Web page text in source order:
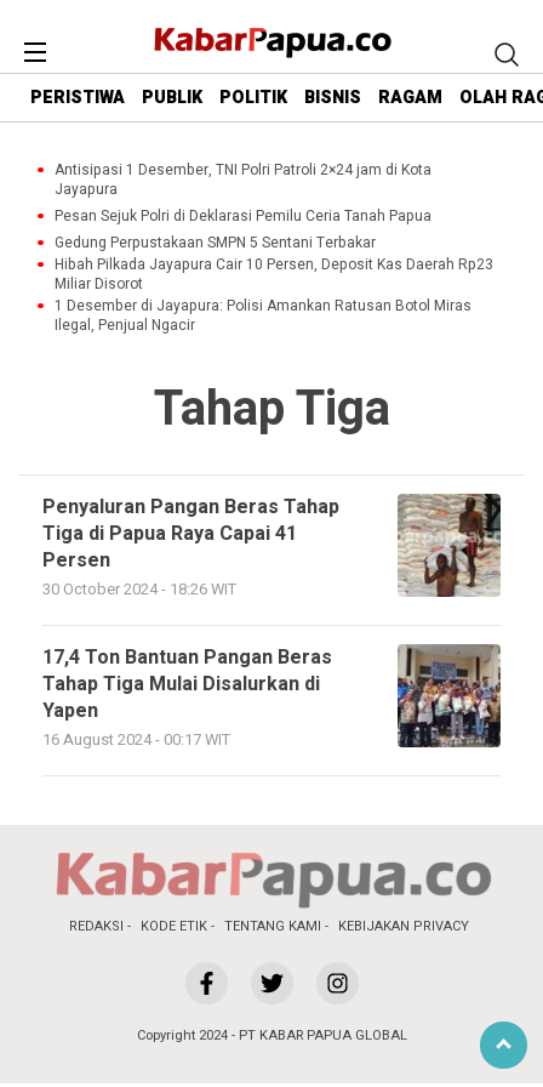
PERISTIWA PUBLIK POLITIK BISNIS RAGAM OLAH
Antisipasi 1 Desember, TNI Polri Patroli 2×24 jam di Kota
Jayapura
Pesan Sejuk Polri di Deklarasi Pemilu Ceria Tanah Papua
Gedung Perpustakaan SMPN 5 Sentani Terbakar
Hibah Pilkada Jayapura Cair 10 Persen, Deposit Kas Daerah Rp23
Miliar Disorot
1 Desember di Jayapura: Polisi Amankan Ratusan Botol Miras
Ilegal, Penjual Ngacir
Tahap Tiga
Penyaluran Pangan Beras Tahap
Tiga di Papua Raya Capai 41
Persen
30 October 2024 - 18:26 WIT
17,4 Ton Bantuan Pangan Beras
Tahap Tiga Mulai Disalurkan di
Yapen
16 August 2024 - 00:17 WIT
REDAKSI KODE ETIK TENTANG KAMI KEBIJAKAN PRIVACY
Copyright 2024 - PT KABAR PAPUA GLOBAL